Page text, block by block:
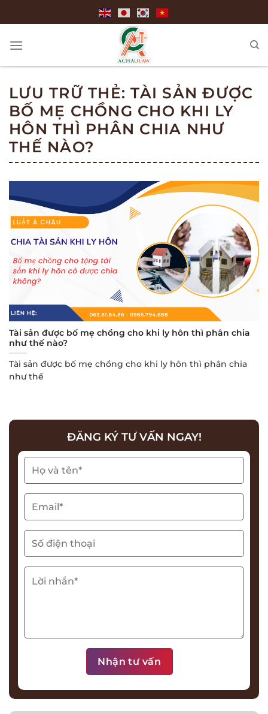
qua
dung
LƯU TRỮ THẺ:TÀI SẢN ĐƯỢC
BỐ MẸ CHỒNG CHO KHI LY
HÔN THÌ PHÂN CHIA NHƯ
THẾ NÀO?
Tài sản được bố mẹ chồng cho khi ly hôn thì phân chia
như thế nào?
Tài sản được bố mẹ chồng cho khi ly hôn thì phân chia
như thế
ĐĂNG KÝ TƯ VẤN NGAY!